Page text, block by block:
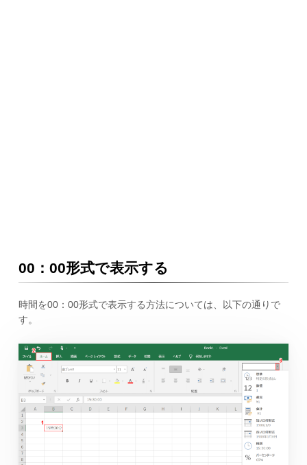
00：00形式で表示する
時間を00：00形式で表示する方法については、以下の通りで
す。